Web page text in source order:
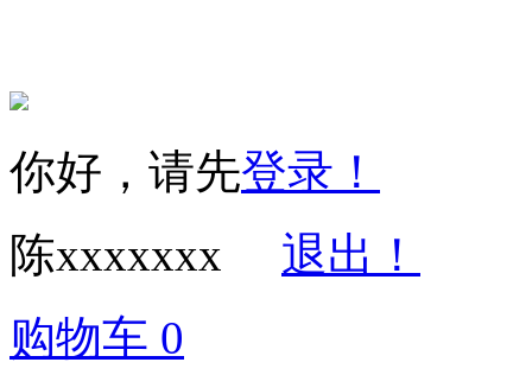
你好，请先登录！
陈xxxxxxx
退出！
购物车 0